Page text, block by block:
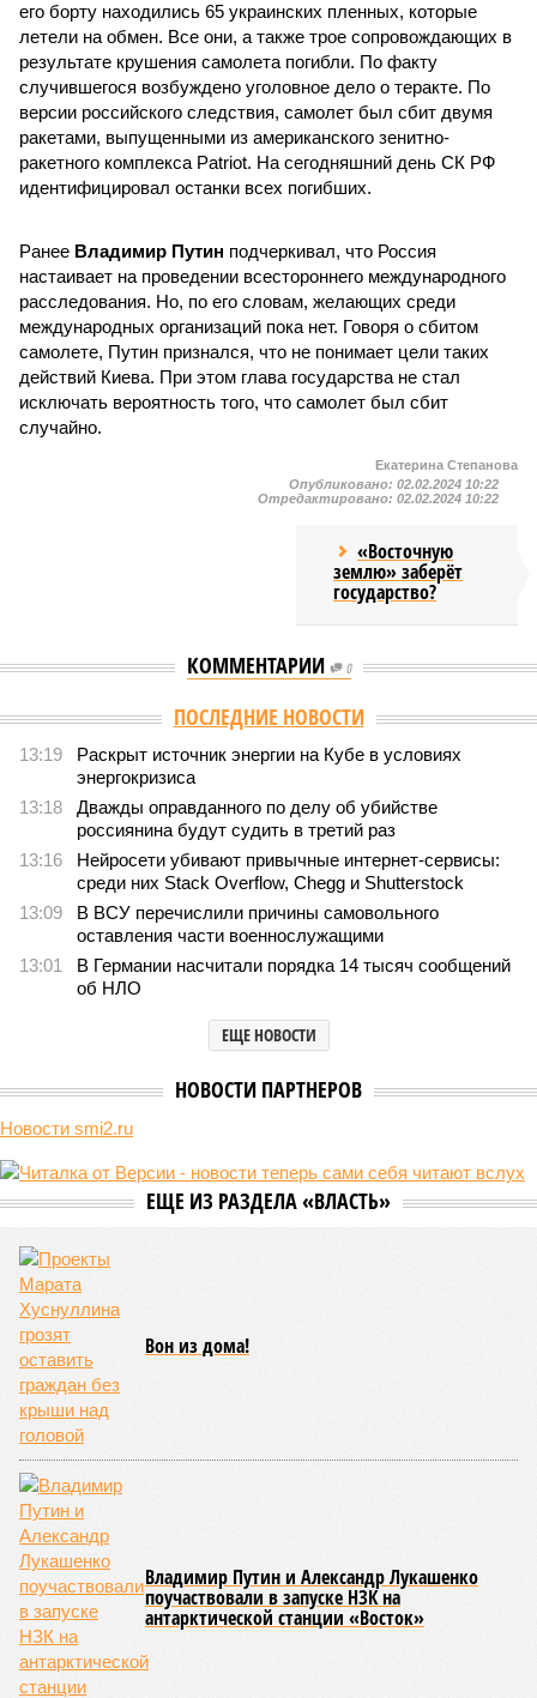
его борту находились 65 украинских пленных, которые
летели на обмен. Все они, а также трое сопровождающих в
результате крушения самолета погибли. По факту
случившегося возбуждено уголовное дело о теракте. По
версии российского следствия, самолет был сбит двумя
ракетами, выпущенными из американского зенитно-
ракетного комплекса Patriot. На сегодняшний день СК РФ
идентифицировал останки всех погибших.
Ранее Владимир Путин подчеркивал, что Россия
настаивает на проведении всестороннего международного
расследования. Но, по его словам, желающих среди
международных организаций пока нет. Говоря о сбитом
самолете, Путин признался, что не понимает цели таких
действий Киева. При этом глава государства не стал
исключать вероятность того, что самолет был сбит
случайно.
Екатерина Степанова
Опубликовано: 02.02.2024 10:22
Отредактировано: 02.02.2024 10:22
«Восточную
землю» заберёт
государство?
КОММЕНТАРИИ 0
Версия //Конфликт // Монополия вкладывалась-вкладывалась в
Монополия вкладывалась-вкладывалась в Армению и
довкладывалась
РЖД против своей страны
Монополия вкладывалась-вкладывалась в Армению и довкладывалась
Премьер закавказской республики Никол Пашинян заявил, что
его страна может потребовать у Москвы до 2 млрд долларов
ежегодно за аренду Южно-Кавказской железной дороги (ЮКЖД).
В настоящий момент та эксплуатируется «дочкой» ОАО «РЖД»,
причём исключительно за российский счёт. И в
складывающейся ситуации, кажется, больше вопросов не к
Еревану, а к гендиректору монополии Олегу Белозёрову.
По мнениюПашиняна, он не высказал ничего из ряда вон
выходящего. Дескать, Ереван считает транспортную сеть
своей собственностью и теперь намерен просить за аренду
«железки» означенную сумму. При этом, как отмечают
эксперты, армянская сторона, выставляя этот счёт, не